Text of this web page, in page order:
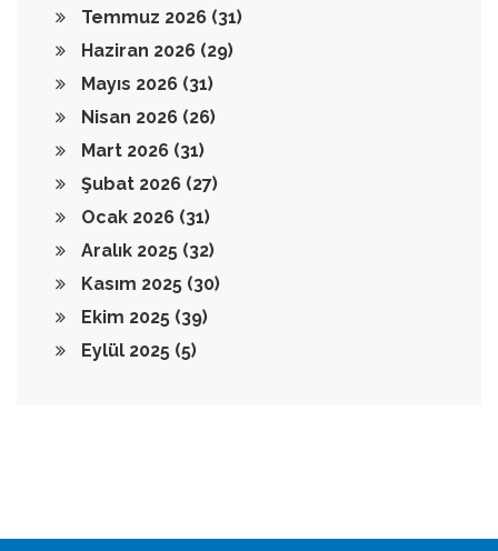
Temmuz 2026 (31)
Haziran 2026 (29)
Mayıs 2026 (31)
Nisan 2026 (26)
Mart 2026 (31)
Şubat 2026 (27)
Ocak 2026 (31)
Aralık 2025 (32)
Kasım 2025 (30)
Ekim 2025 (39)
Eylül 2025 (5)